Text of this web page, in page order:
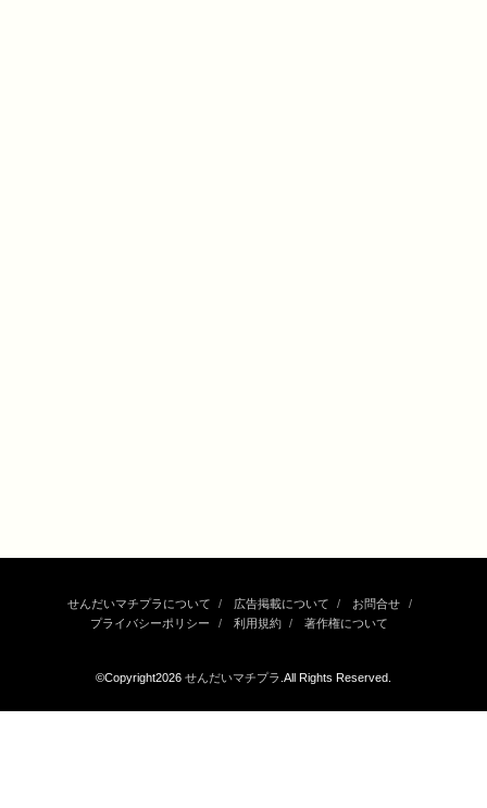
せんだいマチプラについて 広告掲載について
お問合せ
プライバシーポリシー
利用規約 著作権について
©Copyright2026 せんだいマチプラ .All Rights Reserved.